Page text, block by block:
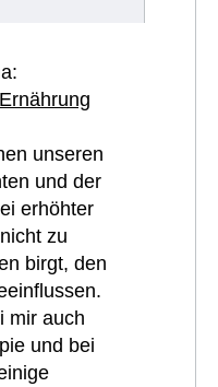
unseren
und der
erhöhter
zu
birgt, den
mir auch
und bei